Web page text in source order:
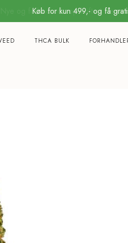
Køb for kun 499,- og få
THCA BULK